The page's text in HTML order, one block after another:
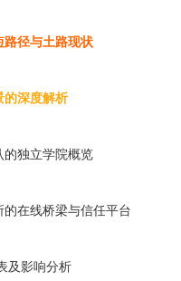
路径与土路现状
的深度解析
的独立学院概览
在线桥梁与信任平台
及影响分析